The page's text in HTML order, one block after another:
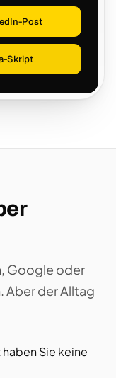
Post
Skript
Google oder
Aber der Alltag
Sie keine